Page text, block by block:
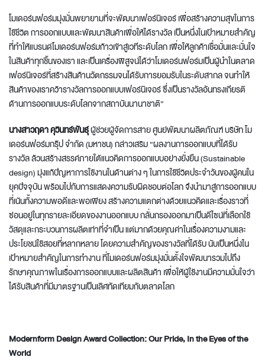
โมเดอร์นฟอร์มมุ่งมั่นพยายามที่จะพัฒนาเฟอร์นิเจอร์ เพื่อสร้างความสุขในการ
ใช้ชีวิต การออกแบบและพัฒนาสินค้าเพื่อให้ได้รางวัล เป็นหนึ่งในเป้าหมายสำคัญ
ที่ทำให้แบรนด์โมเดอร์นฟอร์มก้าวเข้าสู่เวทีระดับโลก เพื่อให้ลูกค้าเชื่อมั่นและมั่นใจ
ในสินค้าทุกชิ้นของเรา และเป็นเครื่องพิสูจน์ได้ว่าโมเดอร์นฟอร์มเป็นผู้นำในตลาด
เฟอร์นิเจอร์ที่สร้างสินค้านวัตกรรมจนได้รับการยอมรับในระดับสากล จนทำให้
สินค้าของเราคว้ารางวัลการออกแบบเฟอร์นิเจอร์ ซึ่งเป็นรางวัลอันทรงเกียรติ
ด้านการออกแบบระดับโลกจากสถาบันนานาชาติ”
นางสาวฤดา คุวินทร์พันธุ์ผู้ช่วยผู้จัดการสาย ศูนย์พัฒนาผลิตภัณฑ์ บริษัท โม
เดอร์นฟอร์มกรุ๊ป จำกัด (มหาชน) กล่าวเสริม “ผลงานการออกแบบที่ได้รับ
รางวัล ล้วนสร้างสรรค์ภายใต้แนวคิดการออกแบบอย่างยั่งยืน (Sustainable
design) มุ่งแก้ปัญหาการใช้งานในด้านต่าง ๆ ในการใช้ชีวิตประจำวันของผู้คนใน
ยุคปัจจุบัน พร้อมไปกับการแสดงความรับผิดชอบต่อโลก จึงนำมาสู่การออกแบบ
ที่เน้นทั้งความพอดีและพอเพียง สร้างความแตกต่างด้วยแนวคิดและเรื่องราวที่
ซ่อนอยู่ในทุกรายละเอียดของงานออกแบบ กลั่นกรองออกมาเป็นดีไซน์ที่เลือกใช้
วัสดุและกระบวนการผลิตเท่าที่จำเป็น แต่มากด้วยคุณค่าในเรื่องความงามและ
ประโยชน์ใช้สอยที่หลากหลาย โดยความสำคัญของรางวัลที่ได้รับ นับเป็นหนึ่งใน
เป้าหมายสำคัญในการทำงาน ที่โมเดอร์นฟอร์มมุ่งมั่นตั้งใจพัฒนารวมไปถึง
รักษาคุณภาพในเรื่องการออกแบบและผลิตสินค้า เพื่อให้ผู้ใช้งานมีความมั่นใจว่า
ได้รับสินค้าที่มีมาตรฐานเป็นเลิศทัดเทียมกับตลาดโลก
Modernform Design Award Collection: Our Pride, In the Eyes of the
World